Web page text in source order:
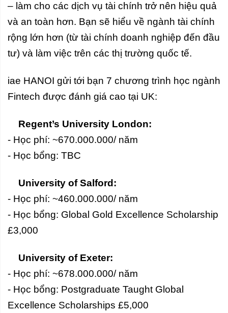
– làm cho các dịch vụ tài chính trở nên hiệu quả
và an toàn hơn. Bạn sẽ hiểu về ngành tài chính
rộng lớn hơn (từ tài chính doanh nghiệp đến đầu
tư) và làm việc trên các thị trường quốc tế.
iae HANOI gửi tới bạn 7 chương trình học ngành
Fintech được đánh giá cao tại UK:
Regent’s University London:
- Học phí: ~670.000.000/ năm
- Học bổng: TBC
University of Salford:
- Học phí: ~460.000.000/ năm
- Học bổng: Global Gold Excellence Scholarship
£3,000
University of Exeter:
- Học phí: ~678.000.000/ năm
- Học bổng: Postgraduate Taught Global
Excellence Scholarships £5,000